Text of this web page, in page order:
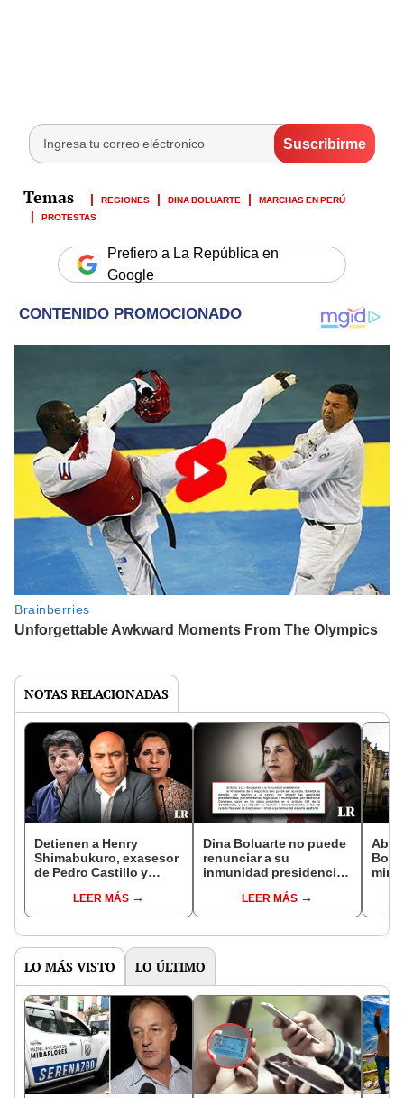
REGIONES DINA BOLUARTE
MARCHAS EN PERÚ
PROTESTAS
Prefiero a La República en
Google
NOTAS RELACIONADAS
Detienen a Henry
Shimabukuro, exasesor
de Pedro Castillo y
Dina Boluarte
LEER MÁS
Dina Boluarte no puede
renunciar a su
inmunidad presidencial,
LEER MÁS
LO MÁS VISTO LO ÚLTIMO